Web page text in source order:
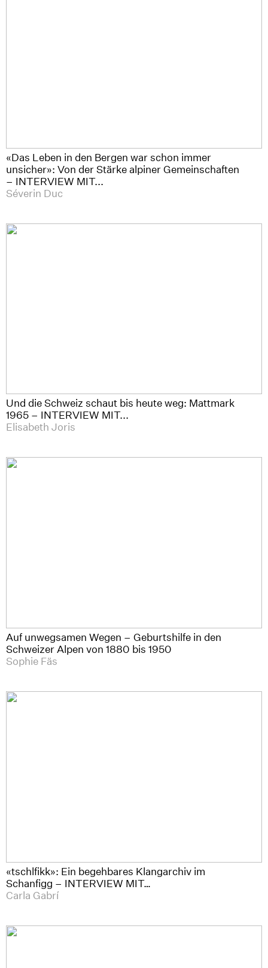
«Das Leben in den Bergen war schon immer
unsicher»: Von der Stärke alpiner Gemeinschaften
– INTERVIEW MIT...
Séverin Duc
Und die Schweiz schaut bis heute weg: Mattmark
1965 – INTERVIEW MIT...
Elisabeth Joris
Auf unwegsamen Wegen – Geburtshilfe in den
Schweizer Alpen von 1880 bis 1950
Sophie Fäs
«tschlfikk»: Ein begehbares Klangarchiv im
Schanfigg – INTERVIEW MIT…
Carla Gabrí